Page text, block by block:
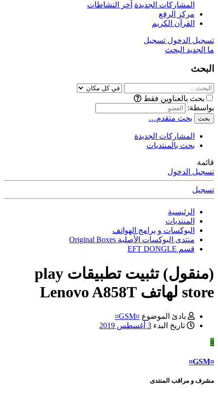
المشاركات الجديدة آخر النشاطات
مركز الرفع
القرآن الكريم
تسجيل الدخول تسجيل
ما الجديد البحث
البحث
بحث بالعناوين فقط
بواسطة:
بحث بحث متقدم…
المشاركات الجديدة
بحث بالمنتديات
قائمة
تسجيل الدخول
تسجيل
الرئيسية
المنتديات
البوكسات و برامج الهواتف
منتدى البوكسات الأصلية Original Boxes
قسم EFT DONGLE
(منقول) تثبيت تطبيقات play
store لهاتف Lenovo A858T
بادئ الموضوع ¤GSM¤
تاريخ البدء 3 أغسطس 2019
¤
¤GSM¤
مشرف و مراقب المنتدى